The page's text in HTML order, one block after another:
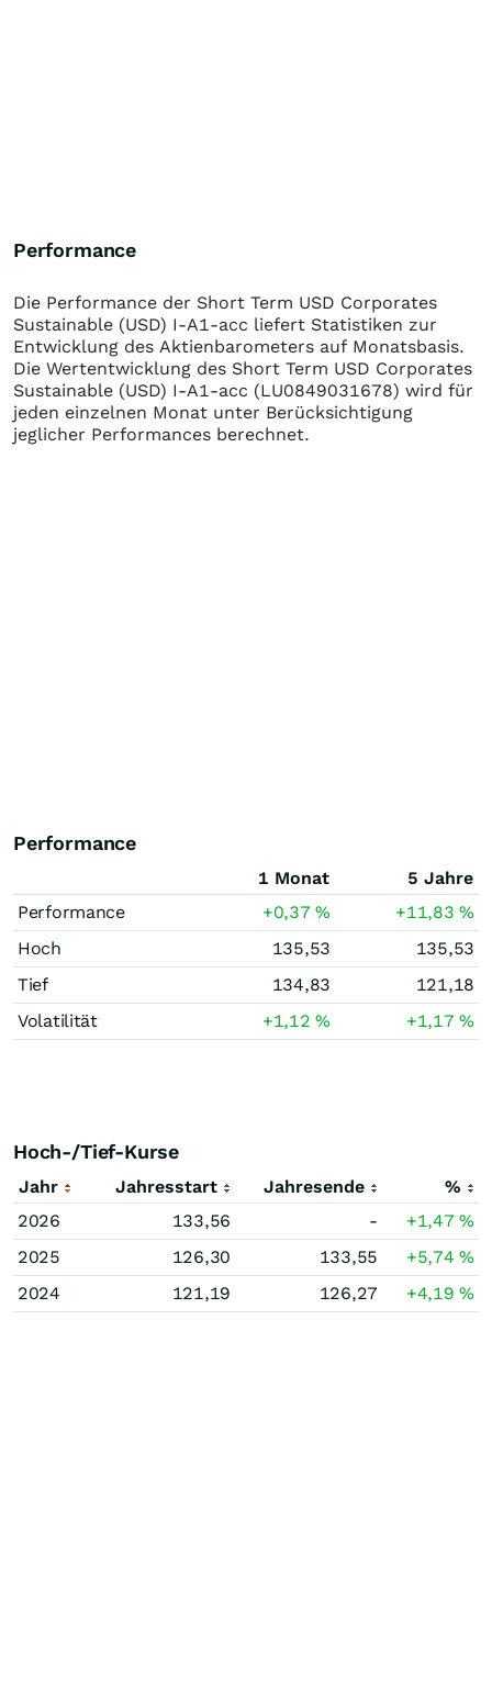
Performance
Die Performance der Short Term USD Corporates
Sustainable (USD) I-A1-acc liefert Statistiken zur
Entwicklung des Aktienbarometers auf Monatsbasis.
Die Wertentwicklung des Short Term USD Corporates
Sustainable (USD) I-A1-acc (LU0849031678) wird für
jeden einzelnen Monat unter Berücksichtigung
jeglicher Performances berechnet.
Performance
1 Monat
5 Jahre
Performance
+0,37% +11,83%
Hoch
135,53
135,53
Tief
134,83
121,18
Volatilität
+1,12% +1,17%
Hoch-/Tief-Kurse
Jahr Jahresstart Jahresende
%
2026
133,56 - +1,47%
2025
126,30 133,55 +5,74%
2024
121,19 126,27 +4,19%